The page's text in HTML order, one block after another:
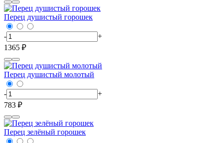
Перец душистый горошек
-
+
1365 ₽
Перец душистый молотый
-
+
783 ₽
Перец зелёный горошек